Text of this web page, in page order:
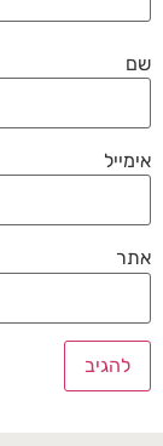
שם
אימייל
אתר